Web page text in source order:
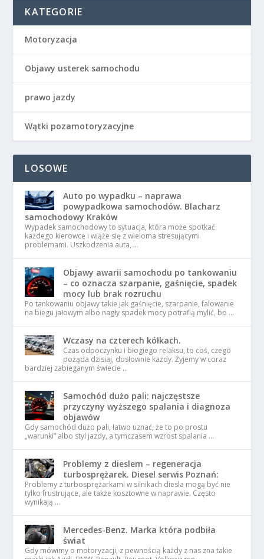
KATEGORIE
Motoryzacja
Objawy usterek samochodu
prawo jazdy
Wątki pozamotoryzacyjne
LOSOWE
Auto po wypadku – naprawa
powypadkowa samochodów. Blacharz
samochodowy Kraków
Wypadek samochodowy to sytuacja, która może spotkać
każdego kierowcę i wiąże się z wieloma stresującymi
problemami. Uszkodzenia auta, …
Objawy awarii samochodu po tankowaniu
– co oznacza szarpanie, gaśnięcie, spadek
mocy lub brak rozruchu
Po tankowaniu objawy takie jak gaśnięcie, szarpanie, falowanie
na biegu jałowym albo nagły spadek mocy potrafią mylić, bo …
Wczasy na czterech kółkach.
Czas odpoczynku i błogiego relaksu, to coś, czego
pożąda dzisiaj, dosłownie każdy. Żyjemy w coraz
bardziej zabieganym świecie …
Samochód dużo pali: najczęstsze
przyczyny wyższego spalania i diagnoza
objawów
Gdy samochód dużo pali, łatwo uznać, że to po prostu
„warunki” albo styl jazdy, a tymczasem wzrost spalania …
Problemy z dieslem – regeneracja
turbosprężarek. Diesel serwis Poznań:
Problemy z turbosprężarkami w silnikach diesla mogą być nie
tylko frustrujące, ale także kosztowne w naprawie. Często
wynikają …
Mercedes-Benz. Marka która podbiła
świat
Gdy mówimy o motoryzacji, z pewnością każdy z nas zna takie